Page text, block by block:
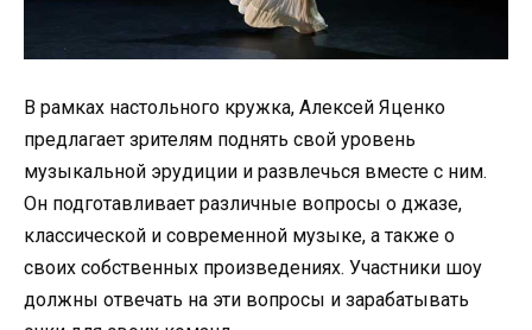
В рамках настольного кружка, Алексей Яценко
предлагает зрителям поднять свой уровень
музыкальной эрудиции и развлечься вместе с ним.
Он подготавливает различные вопросы о джазе,
классической и современной музыке, а также о
своих собственных произведениях. Участники шоу
должны отвечать на эти вопросы и зарабатывать